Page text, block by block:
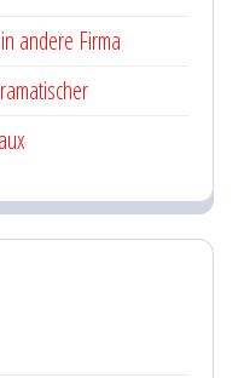
andere Firma